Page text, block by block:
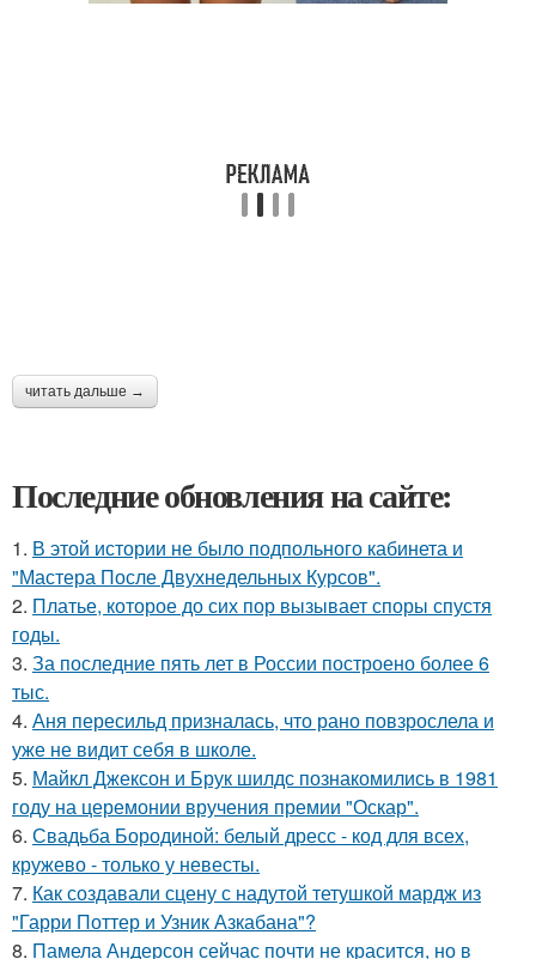
читать дальше →
Последние обновления на сайте:
1. В этой истории не было подпольного кабинета и
"Мастера После Двухнедельных Курсов".
2. Платье, которое до сих пор вызывает споры спустя
годы.
3. За последние пять лет в России построено более 6
тыс.
4. Аня пересильд призналась, что рано повзрослела и
уже не видит себя в школе.
5. Майкл Джексон и Брук шилдс познакомились в 1981
году на церемонии вручения премии "Оскар".
6. Свадьба Бородиной: белый дресс - код для всех,
кружево - только у невесты.
7. Как создавали сцену с надутой тетушкой мардж из
"Гарри Поттер и Узник Азкабана"?
8. Памела Андерсон сейчас почти не красится, но в